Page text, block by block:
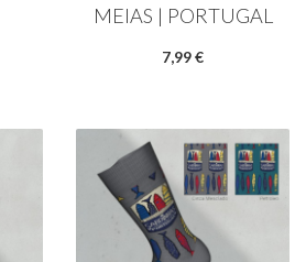
MEIAS | PORTUGAL
7,99 €